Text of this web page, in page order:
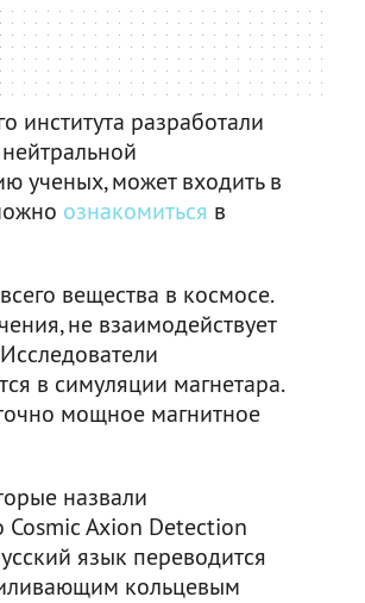
института разработали
ученых, может входить в
ознакомиться в
вещества в космосе.
не взаимодействует
в симуляции магнетара.
мощное магнитное
назвали
Cosmic Axion Detection
язык переводится
кольцевым